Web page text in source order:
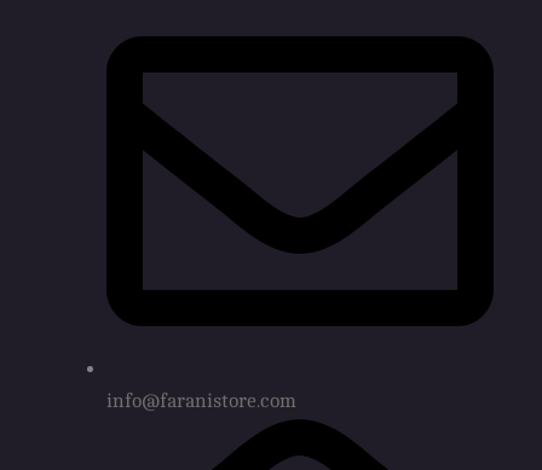
info@faranistore.com